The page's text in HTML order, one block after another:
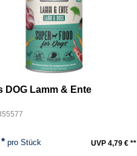
Daya
Dogs'n Tiger
Dokas
Dr. Clauder
Dreamies
Elles
Golden Choice
DOG Lamm & Ente
pro Stück UVP 4,79 € **